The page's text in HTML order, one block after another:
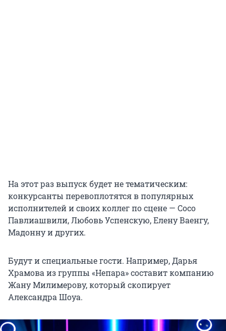
На этот раз выпуск будет не тематическим:
конкурсанты перевоплотятся в популярных
исполнителей и своих коллег по сцене — Сосо
Павлиашвили, Любовь Успенскую, Елену Ваенгу,
Мадоннуи других.
Будут и специальные гости. Например, Дарья
Храмова из группы «Непара» составит компанию
Жану Милимерову, который скопирует
Александра Шоуа.